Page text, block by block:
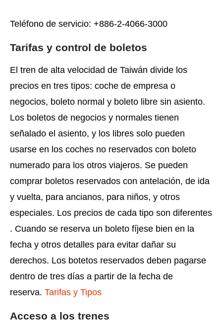
Teléfono de servicio: +886-2-4066-3000
Tarifas y control de boletos
El tren de alta velocidad de Taiwán divide los
precios en tres tipos: coche de empresa o
negocios, boleto normal y boleto libre sin asiento.
Los boletos de negocios y normales tienen
señalado el asiento, y los libres solo pueden
usarse en los coches no reservados con boleto
numerado para los otros viajeros. Se pueden
comprar boletos reservados con antelación, de ida
y vuelta, para ancianos, para niños, y otros
especiales. Los precios de cada tipo son diferentes
. Cuando se reserva un boleto fíjese bien en la
fecha y otros detalles para evitar dañar su
derechos. Los botetos reservados deben pagarse
dentro de tres días a partir de la fecha de
reserva. Tarifas y Tipos
Acceso a los trenes